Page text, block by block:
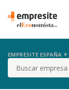
EMPRESITE ESPAÑA
Buscar